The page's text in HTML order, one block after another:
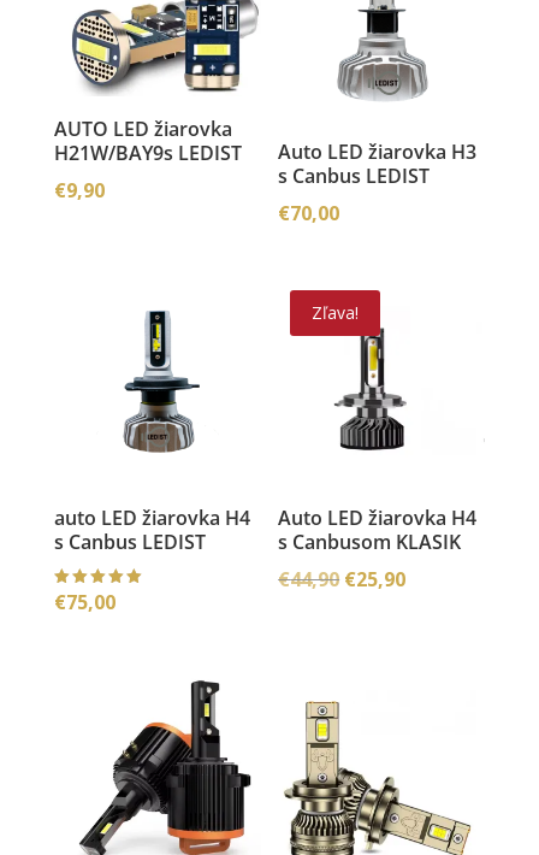
AUTO LED žiarovka
H21W/BAY9s LEDIST
€9,90
Auto LED žiarovka H3
s Canbus LEDIST
€70,00
auto LED žiarovka H4
s Canbus LEDIST
Hodnoteni
e
€75,00
Zľava!
Auto LED žiarovka H4
s Canbusom KLASIK
€44,90 Pôvodná
€25,90Aktuálna